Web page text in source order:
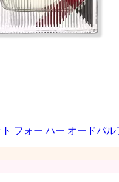
フォー ハー オードパル